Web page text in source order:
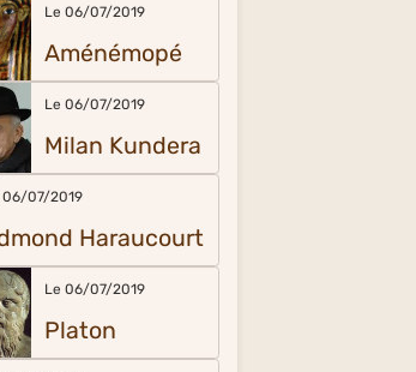
Le 06/07/2019
Aménémopé
Le 06/07/2019
Milan Kundera
06/07/2019
Haraucourt
Le 06/07/2019
Platon